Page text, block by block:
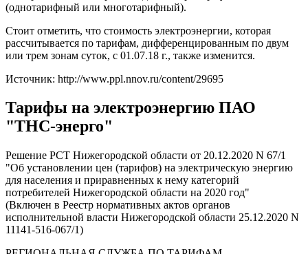
(однотарифный или многотарифный).
Стоит отметить, что стоимость электроэнергии, которая
рассчитывается по тарифам, дифференцированным по двум
или трем зонам суток, с 01.07.18 г., также изменится.
Источник: http://www.ppl.nnov.ru/content/29695
Тарифы на электроэнергию ПАО
"ТНС-энерго"
Решение РСТ Нижегородской области от 20.12.2020 N 67/1
"Об установлении цен (тарифов) на электрическую энергию
для населения и приравненных к нему категорий
потребителей Нижегородской области на 2020 год"
(Включен в Реестр нормативных актов органов
исполнительной власти Нижегородской области 25.12.2020 N
11141-516-067/1)